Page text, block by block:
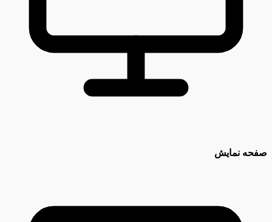
صفحه نمایش